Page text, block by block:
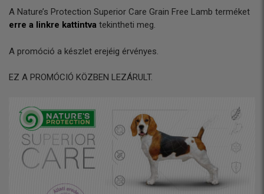
A Nature’s Protection Superior Care Grain Free Lamb terméket
erre a linkre kattintva tekintheti meg.
A promóció a készlet erejéig érvényes.
EZ A PROMÓCIÓ KÖZBEN LEZÁRULT.